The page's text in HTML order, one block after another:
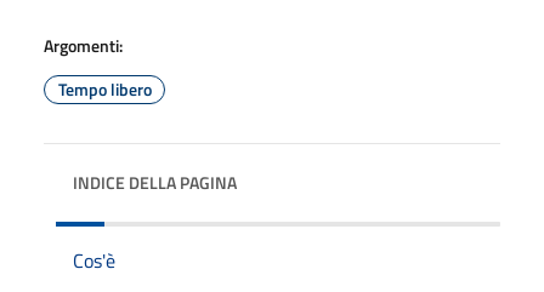
Argomenti:
Tempo libero
INDICE DELLA PAGINA
Cos'è